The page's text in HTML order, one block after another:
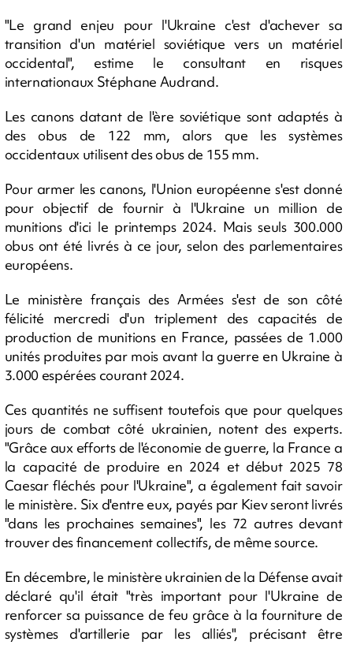
"Le grand enjeu pour l'Ukraine c'est d'achever sa
transition d'un matériel soviétique vers un matériel
occidental", estime le consultant en risques
internationaux Stéphane Audrand.
Les canons datant de l'ère soviétique sont adaptés à
des obus de 122 mm, alors que les systèmes
occidentaux utilisent des obus de 155 mm.
Pour armer les canons, l'Union européenne s'est donné
pour objectif de fournir à l'Ukraine un million de
munitions d'ici le printemps 2024. Mais seuls 300.000
obus ont été livrés à ce jour, selon des parlementaires
européens.
Le ministère français des Armées s'est de son côté
félicité mercredi d'un triplement des capacités de
production de munitions en France, passées de 1.000
unités produites par mois avant la guerre en Ukraine à
3.000 espérées courant 2024.
Ces quantités ne suffisent toutefois que pour quelques
jours de combat côté ukrainien, notent des experts.
"Grâce aux efforts de l'économie de guerre, la France a
la capacité de produire en 2024 et début 2025 78
Caesar fléchés pour l'Ukraine", a également fait savoir
le ministère. Six d'entre eux, payés par Kiev seront livrés
"dans les prochaines semaines", les 72 autres devant
trouver des financement collectifs, de même source.
En décembre, le ministère ukrainien de la Défense avait
déclaré qu'il était "très important pour l'Ukraine de
renforcer sa puissance de feu grâce à la fourniture de
systèmes d'artillerie par les alliés", précisant être